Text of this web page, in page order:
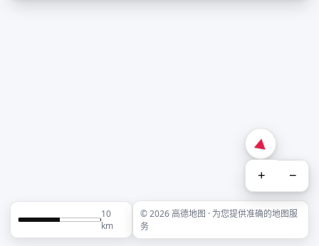
+ −
10
km
© 2026 高德地图 · 为您提供准确的地图服
务